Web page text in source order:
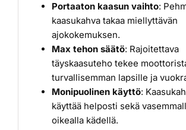
Portaaton kaasun vaihto:
kaasukahva takaa miellyttävän
ajokokemuksen.
Max tehon säätö: Rajoitettava
täyskaasuteho tekee
turvallisemman lapsille ja
Monipuolinen käyttö:
käyttää helposti sekä
oikealla kädellä.